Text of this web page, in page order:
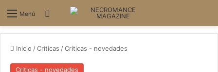
Menú Buscar
Inicio /Críticas /Criticas - novedades
Criticas - novedades